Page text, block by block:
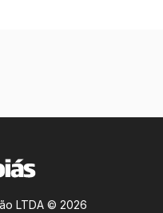
LTDA © 2026